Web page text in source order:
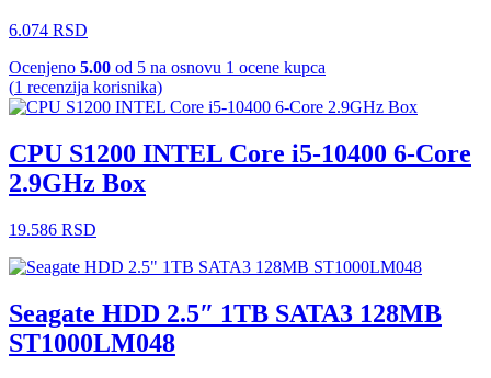
6.074 RSD
Ocenjeno 5.00 od 5 na osnovu 1 ocene kupca
(1 recenzija korisnika)
CPU S1200 INTEL Core i5-10400 6-Core
2.9GHz Box
19.586 RSD
Seagate HDD 2.5″ 1TB SATA3 128MB
ST1000LM048